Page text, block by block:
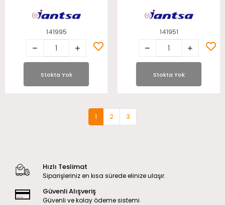
141995
Stokta Yok
141951
Stokta Yok
1 2 3
Hızlı Teslimat
Siparişleriniz en kısa sürede elinize ulaşır.
Güvenli Alışveriş
Güvenli ve kolay ödeme sistemi